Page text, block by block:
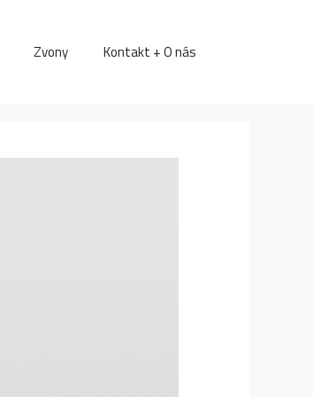
Zvony Kontakt + O nás